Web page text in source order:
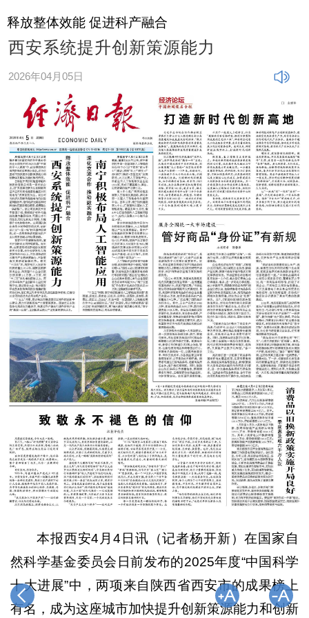
释放整体效能 促进科产融合
西安系统提升创新策源能力
2026年04月05日
本报西安4月4日讯（记者杨开新）在国家自
然科学基金委员会日前发布的2025年度“中国科学
十大进展”中，两项来自陕西省西安市的成果榜上
有名，成为这座城市加快提升创新策源能力和创新